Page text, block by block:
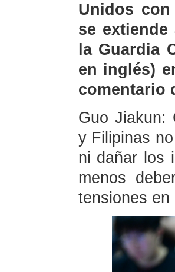
Unidos
se
la Guardia
en inglés)
comentario
Guo Jiakun:
y Filipinas
ni dañar los
menos
tensiones en